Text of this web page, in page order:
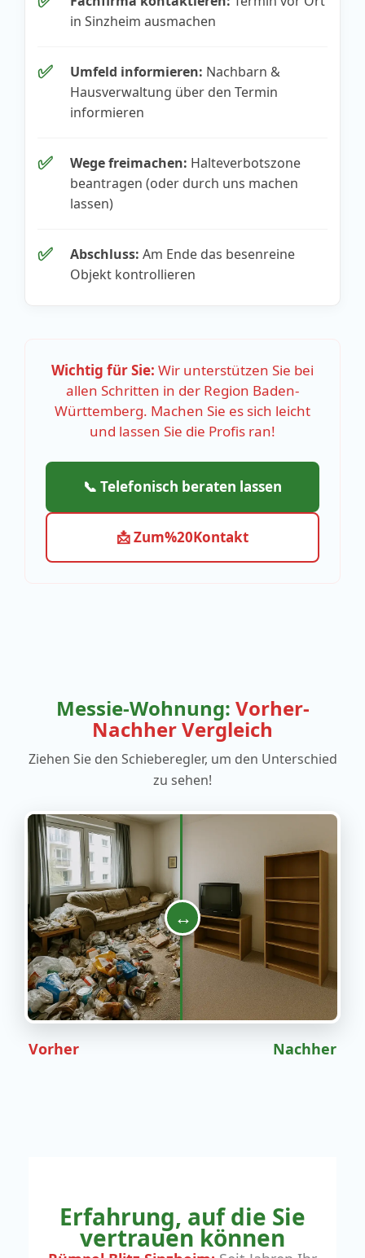
in Sinzheim ausmachen
✅ Umfeld informieren: Nachbarn &
Hausverwaltung über den Termin
informieren
✅ Wege freimachen: Halteverbotszone
beantragen (oder durch uns machen
lassen)
✅ Abschluss: Am Ende das besenreine
Objekt kontrollieren
Wichtig für Sie: Wir unterstützen Sie bei
allen Schritten in der Region Baden-
Württemberg. Machen Sie es sich leicht
und lassen Sie die Profis ran!
📞 Telefonisch beraten lassen
📩 Zum%20Kontakt
Messie-Wohnung: Vorher-
Nachher Vergleich
Ziehen Sie den Schieberegler, um den Unterschied
zu sehen!
↔
Vorher Nachher
Erfahrung, auf die Sie
vertrauen können